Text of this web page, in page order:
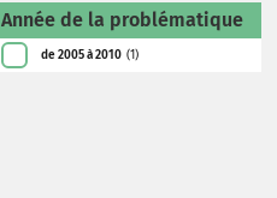
Année de la problématique
de 2005 à 2010 (1)